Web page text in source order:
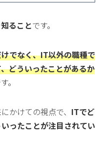
ることです。
でなく、IT以外の職種で
どういったことがあるか
。
かけての視点で、 ITでど
ったことが注目されてい